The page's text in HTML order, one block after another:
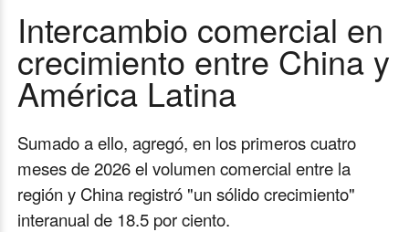
Intercambio comercial en
crecimiento entre China y
América Latina
Sumado a ello, agregó, en los primeros cuatro
meses de 2026 el volumen comercial entre la
región y China registró "un sólido crecimiento"
interanual de 18.5 por ciento.